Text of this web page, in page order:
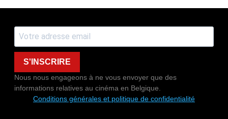
S'INSCRIRE
Nous nous engageons à ne vous envoyer que des
informations relatives au cinéma en Belgique.
Conditions générales et politique de confidentialité